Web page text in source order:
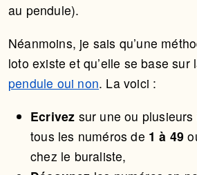
au pendule).
Néanmoins, je sais qu’une
loto existe et qu’elle se base sur
pendule oui non. La voici :
Ecrivez sur une ou
tous les numéros de 1 à 49
chez le buraliste,